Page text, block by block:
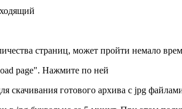
страниц, может пройти немало
page". Нажмите по ней
скачивания готового архива с jpg